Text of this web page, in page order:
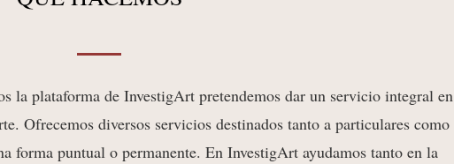
la plataforma de InvestigArt pretendemos dar un servicio integral en
Ofrecemos diversos servicios destinados tanto a particulares como
forma puntual o permanente. En InvestigArt ayudamos tanto en la